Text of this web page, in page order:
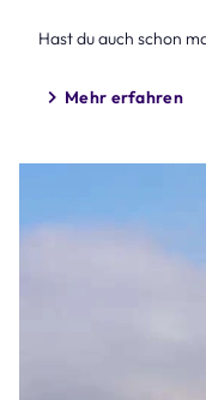
Hast du auch schon
Mehr erfahren